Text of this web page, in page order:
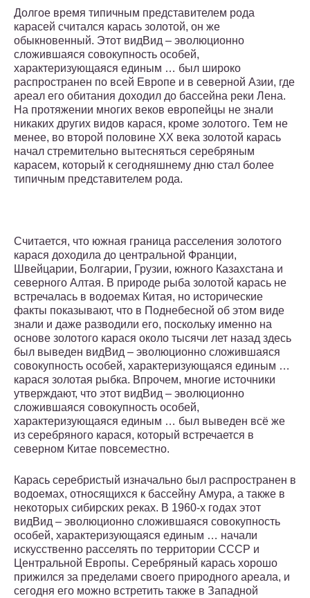
Долгое время типичным представителем рода
карасей считался карась золотой, он же
обыкновенный. Этот видВид – эволюционно
сложившаяся совокупность особей,
характеризующаяся единым … был широко
распространен по всей Европе и в северной Азии, где
ареал его обитания доходил до бассейна реки Лена.
На протяжении многих веков европейцы не знали
никаких других видов карася, кроме золотого. Тем не
менее, во второй половине XX века золотой карась
начал стремительно вытесняться серебряным
карасем, который к сегодняшнему дню стал более
типичным представителем рода.
Считается, что южная граница расселения золотого
карася доходила до центральной Франции,
Швейцарии, Болгарии, Грузии, южного Казахстана и
северного Алтая. В природе рыба золотой карась не
встречалась в водоемах Китая, но исторические
факты показывают, что в Поднебесной об этом виде
знали и даже разводили его, поскольку именно на
основе золотого карася около тысячи лет назад здесь
был выведен видВид – эволюционно сложившаяся
совокупность особей, характеризующаяся единым …
карася золотая рыбка. Впрочем, многие источники
утверждают, что этот видВид – эволюционно
сложившаяся совокупность особей,
характеризующаяся единым … был выведен всё же
из серебряного карася, который встречается в
северном Китае повсеместно.
Карась серебристый изначально был распространен в
водоемах, относящихся к бассейну Амура, а также в
некоторых сибирских реках. В 1960-х годах этот
видВид – эволюционно сложившаяся совокупность
особей, характеризующаяся единым … начали
искусственно расселять по территории СССР и
Центральной Европы. Серебряный карась хорошо
прижился за пределами своего природного ареала, и
сегодня его можно встретить также в Западной